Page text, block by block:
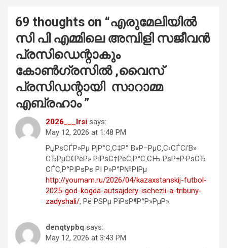
69 thoughts on “എരുമേലിയിൽ
സി പി എമ്മിലെ അമ്പിളി സജീവൻ
പ്രസിഡെന്റാകും
കോൺഗ്രസിൽ ,വൈസ്
പ്രസിഡന്റായി സാറാമ്മ
എബ്രഹാം”
2026___lrsi says:
May 12, 2026 at 1:48 PM
РџРѕСЃР»Рµ РјР°С‚С‡Р° В«Р–РµС‚С‹СЃСѓВ»
СЂРµС€РёР» РїРѕС‡РёС‚Р°С‚СЊ РѕР±Р·РѕСЂ
СЃС‚Р°РІРѕРє РІ Р»Р°Р№РІРµ
http://youmam.ru/2026/04/kazaxstanskij-futbol-
2025-god-kogda-autsajdery-ischezli-a-tribuny-
zadyshali/, Рё РЅРµ РїРѕР¶Р°Р»РµР».
denqtypbq says:
May 12, 2026 at 3:43 PM